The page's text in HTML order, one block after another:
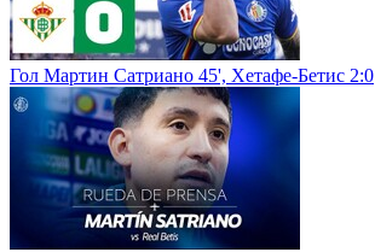
Гол Мартин Сатриано 45', Хетафе-Бетис 2:0